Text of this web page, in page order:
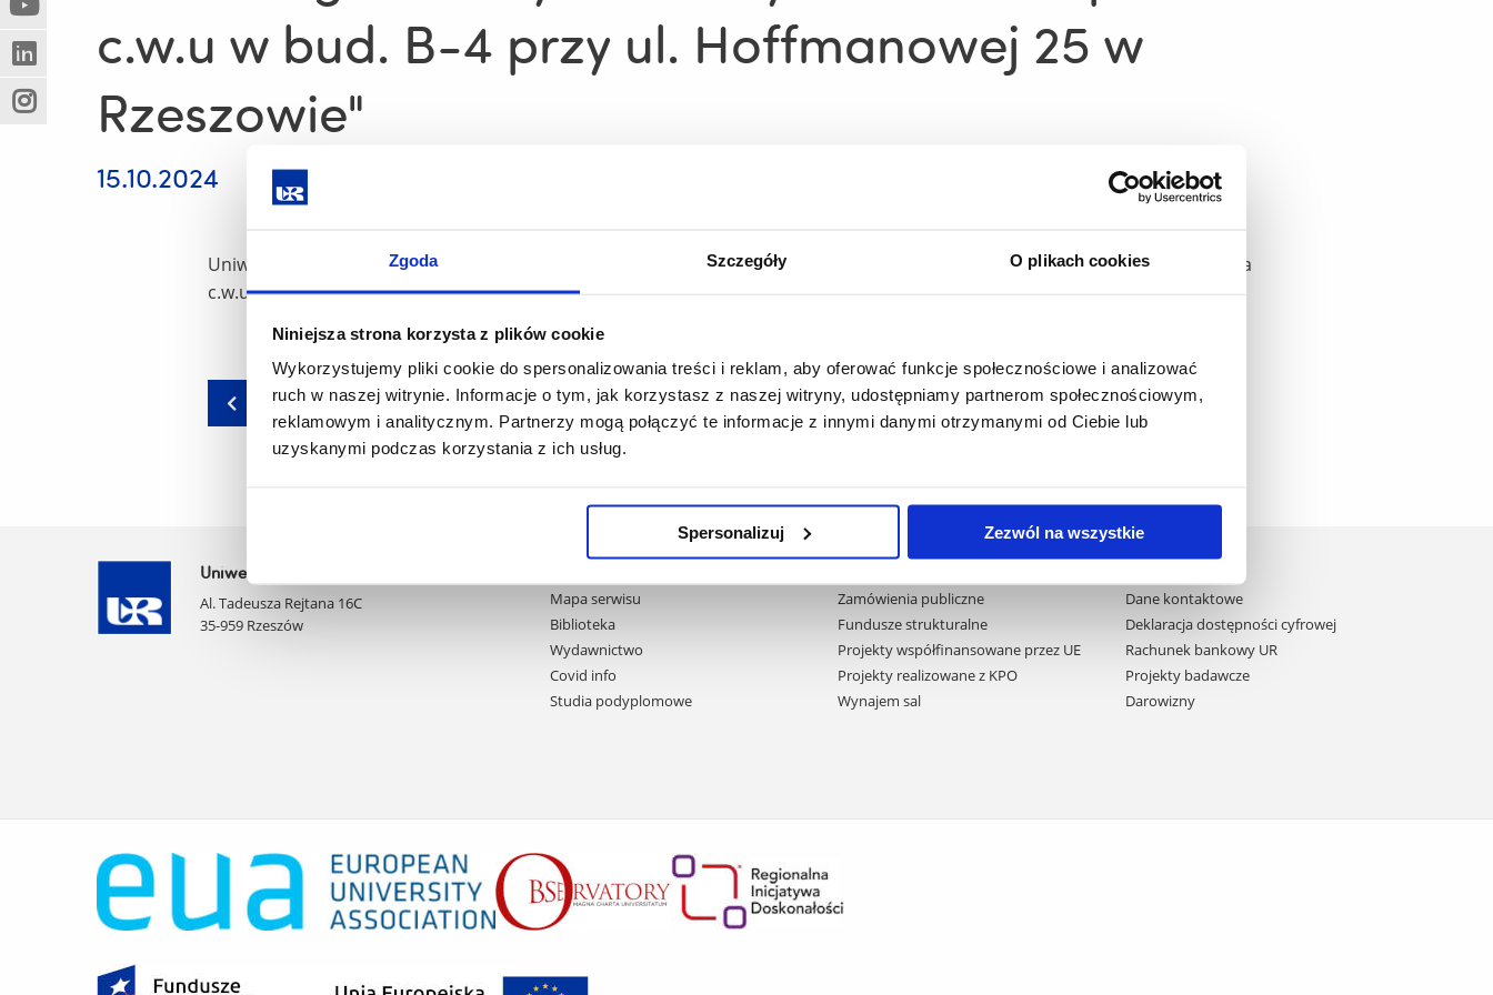
Zgoda Szczegóły O plikach cookies
Niniejsza strona korzysta z plików cookie
Wykorzystujemy pliki cookie do spersonalizowania treści i reklam, aby oferować funkcje społecznościowe i analizować
ruch w naszej witrynie. Informacje o tym, jak korzystasz z naszej witryny, udostępniamy partnerom społecznościowym,
reklamowym i analitycznym. Partnerzy mogą połączyć te informacje z innymi danymi otrzymanymi od Ciebie lub
uzyskanymi podczas korzystania z ich usług.
Spersonalizuj Zezwól na wszystkie
innej
strony)
(Nowe
okno)
(Link
do
innej
strony)
(Nowe
okno)
(Link
do
innej
(Nowe
(Link
c.w.u w bud. B-4 przy ul. Hoffmanowej 25 w
Rzeszowie"
15.10.2024
Uniwersytet Rzeszowski informuje o unieważnieniu zapytania ofertowego z dnia 10.10.2024 r. na "Wymiana wymiennika ciepła
c.w.u w bud. B-4 przy ul. Hoffmanowej 25 w Rzeszowie" - Oferowana cena przewyższa kwotę Zamawiającego.
wstecz
Uniwersytet Rzeszowski
Al. Tadeusza Rejtana 16C
35-959 Rzeszów
nawigację
i
przejdź
do
treści
Mapa serwisu
Biblioteka
Wydawnictwo
Covid info
Studia podyplomowe
Zamówienia publiczne
Fundusze strukturalne
Projekty współfinansowane przez UE
Projekty realizowane z KPO
Wynajem sal
Dane kontaktowe
Deklaracja dostępności cyfrowej
Rachunek bankowy UR
Projekty badawcze
Darowizny